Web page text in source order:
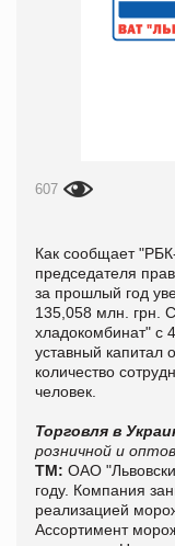
607
Как сообщает
председателя
за прошлый год
135,058 млн. грн.
хладокомбинат" с
уставный капитал
количество
человек.
Торговля в
розничной и
ТМ: ОАО
году. Компания
реализацией
Ассортимент